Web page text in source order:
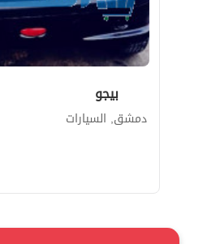
بيجو
دمشق, السيارات